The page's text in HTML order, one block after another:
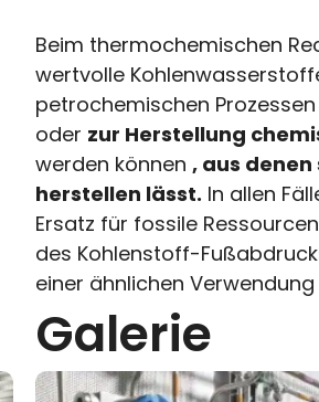
Beim thermochemischen
wertvolle
petrochemischen
oder zur Herstellung
werden können , aus
herstellen lässt. In allen
Ersatz für fossile
des Kohlenstoff-
einer ähnlichen
Galerie